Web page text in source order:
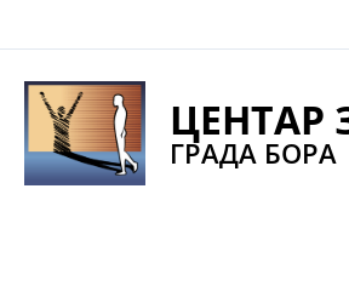
na
sadržaj
ЦЕНТАР
ГРАДА БОРА